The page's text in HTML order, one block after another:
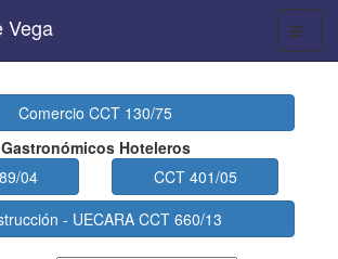
Vega
Comercio CCT 130/75
Gastronómicos Hoteleros
04
CCT 401/05
- UECARA CCT 660/13